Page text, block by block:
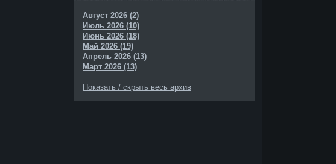
Август 2026 (2)
Июль 2026 (10)
Июнь 2026 (18)
Май 2026 (19)
Апрель 2026 (13)
Март 2026 (13)
Показать / скрыть весь архив